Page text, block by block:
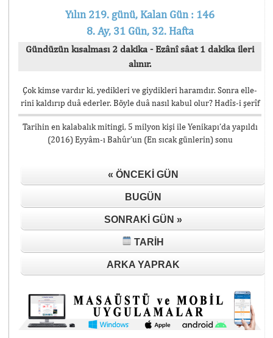
Yılın 219. günü, Kalan Gün : 146
8. Ay, 31 Gün, 32. Hafta
Gündüzün kısalması 2 dakika - Ezânî sâat 1 dakika ileri
alınır.
Çok kimse vardır ki, yedikleri ve giydikleri haramdır. Sonra elle-
rini kaldırıp duâ ederler. Böyle duâ nasıl kabul olur? Hadîs-i şerîf
Tarihin en kalabalık mitingi, 5 milyon kişi ile Yenikapı’da yapıldı
(2016) Eyyâm-ı Bahûr’un (En sıcak günlerin) sonu
« ÖNCEKI GÜN
BUGÜN
SONRAKI GÜN »
TARIH
ARKA YAPRAK